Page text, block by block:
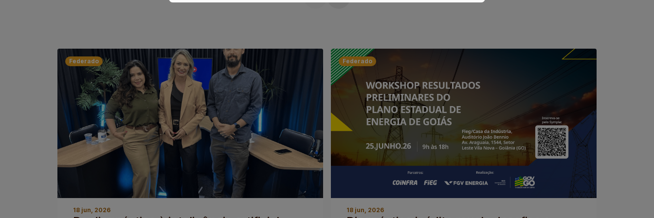
Federado
18 jun, 2026
Federado
18 jun, 2026